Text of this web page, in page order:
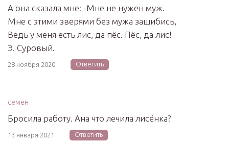
А она сказала мне: -Мне не нужен муж.
Мне с этими зверями без мужа зашибись,
Ведь у меня есть лис, да пёс. Пёс, да лис!
Э. Суровый.
28 ноября 2020 Ответить
семён
Бросила работу. Ана что лечила лисёнка?
13 января 2021 Ответить